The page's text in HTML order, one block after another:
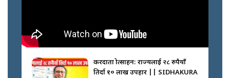
करदाता प्रोत्साहन: राज्यलाई २८ रुपैयाँ
तिर्दा १० लाख उपहार || SIDHAKURA